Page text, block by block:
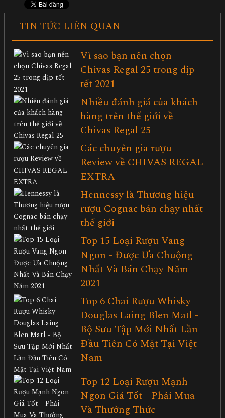
TIN TỨC LIÊN QUAN
Vì sao bạn nên chọn
Chivas Regal 25 trong dịp
tết 2021
Nhiều đánh giá của khách
hàng trên thế giới về
Chivas Regal 25
Các chuyên gia rượu
Review về CHIVAS REGAL
EXTRA
Hennessy là Thương hiệu
rượu Cognac bán chạy nhất
thế giới
Top 15 Loại Rượu Vang
Ngon - Được Ưa Chuộng
Nhất Và Bán Chạy Năm
2021
Top 6 Chai Rượu Whisky
Douglas Laing Blen Matl -
Bộ Sưu Tập Mới Nhất Lần
Đầu Tiên Có Mặt Tại Việt
Nam
Top 12 Loại Rượu Mạnh
Ngon Giá Tốt - Phải Mua
Và Thưởng Thức